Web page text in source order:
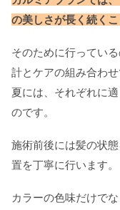
の美しさが長く続く
そのために行ってい
計とケアの組み合わ
夏には、それぞれに
のです。
施術前後には髪の状
置を丁寧に行います。
カラーの色味だけで